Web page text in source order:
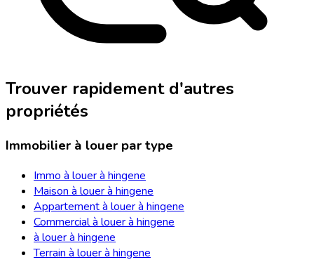
Trouver rapidement d'autres
propriétés
Immobilier à louer par type
Immo à louer à hingene
Maison à louer à hingene
Appartement à louer à hingene
Commercial à louer à hingene
à louer à hingene
Terrain à louer à hingene